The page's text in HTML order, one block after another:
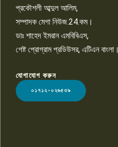
LOGO
প্রকৌশলী আব্দুল আলিম,
সম্পাদক মেগা নিউজ.24.কম।
ডাঃ শাহেদ ইমরান এমবিবিএস,
গেষ্ট প্রোগ্রাম প্রডিউসর, এটিএন বাংলা।
যোগাযোগ করুন
০১৭১২-০২৬৫৩৯